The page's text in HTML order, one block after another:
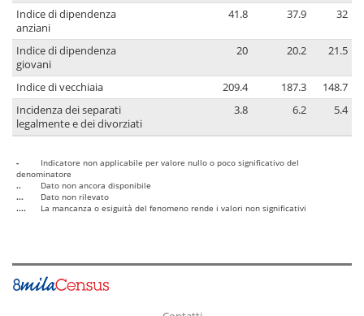
Indice di dipendenza
anziani
41.8 37.9 32
Indice di dipendenza
giovani
20 20.2 21.5
Indice di vecchiaia 209.4 187.3
148.7
Incidenza dei separati
legalmente e dei divorziati
3.8 6.2 5.4
-
Indicatore non applicabile per valore nullo o poco significativo del
denominatore
..
Dato non ancora disponibile
...
Dato non rilevato
....
La mancanza o esiguità del fenomeno rende i valori non significativi